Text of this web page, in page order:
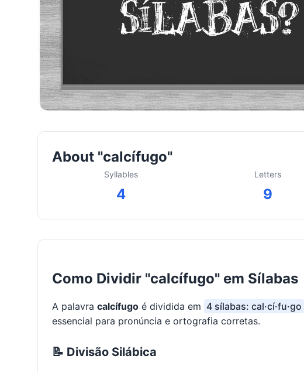
About "calcífugo"
Syllables
4
Letters
9
Como Dividir "calcífugo" em Sílabas
A palavra calcífugo é dividida em 4 sílabas: cal·cí·fu·go
essencial para pronúncia e ortografia corretas.
📝 Divisão Silábica